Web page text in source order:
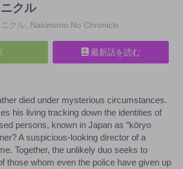
クル
クル, Nakimono No Chronicle
最新話を読む
died under mysterious circumstances.
his living tracking down the identities of
persons, known in Japan as “kōryo
A suspicious-looking director of a
Together, the unlikely duo seeks to
those whom even the police have given up